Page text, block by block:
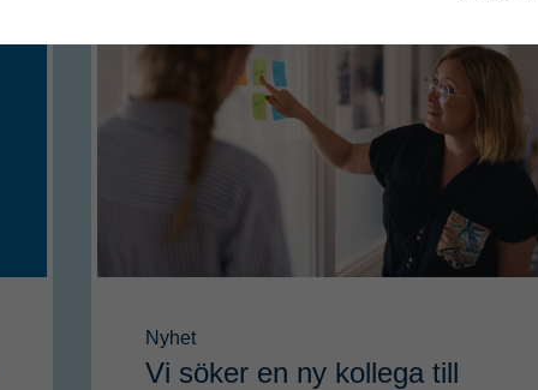
Nyhet
Vi söker en ny kollega till